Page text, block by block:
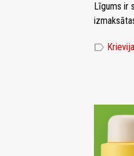
Līgums ir
label